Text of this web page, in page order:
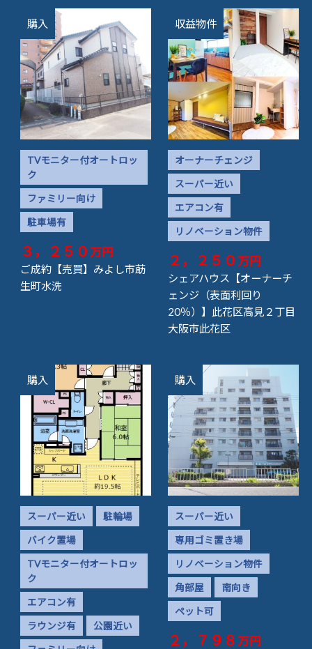
購入
TVモニター付オートロッ
ク
ファミリー向け
駐車場有
３，２５０ 万円
ご成約【売買】みよし市莇
生町水洗
収益物件
オーナーチェンジ
スーパー近い
エアコン有
リノベーション物件
２，２５０ 万円
シェアハウス【オーナーチ
ェンジ（表面利回り
20％）】此花区高見２丁目
大阪市此花区
購入
スーパー近い
駐輪場
バイク置場
TVモニター付オートロッ
ク
エアコン有
ラウンジ有
公園近い
購入
スーパー近い
専用ゴミ置き場
リノベーション物件
角部屋
南向き
ペット可
２，７９８ 万円